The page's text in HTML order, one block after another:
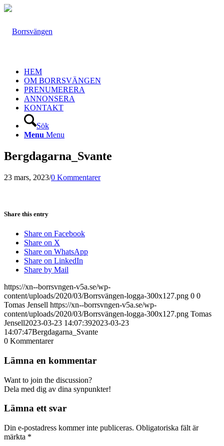
HEM
OM BORRSVÄNGEN
PRENUMERERA
ANNONSERA
KONTAKT
Sök
Menu Menu
Bergdagarna_Svante
23 mars, 2023/0 Kommentarer
Share this entry
Share on Facebook
Share on X
Share on WhatsApp
Share on LinkedIn
Share by Mail
https://xn--borrsvngen-v5a.se/wp-
content/uploads/2020/03/Borrsvängen-logga-300x127.png 0 0
Tomas Jensell https://xn--borrsvngen-v5a.se/wp-
content/uploads/2020/03/Borrsvängen-logga-300x127.png Tomas
Jensell2023-03-23 14:07:392023-03-23
14:07:47Bergdagarna_Svante
0 Kommentarer
Lämna en kommentar
Want to join the discussion?
Dela med dig av dina synpunkter!
Lämna ett svar
Din e-postadress kommer inte publiceras. Obligatoriska fält är
märkta *